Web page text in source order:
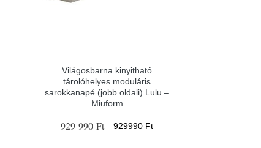
Világosbarna kinyitható
tárolóhelyes moduláris
sarokkanapé (jobb oldali) Lulu –
Miuform
929 990 Ft 929990 Ft